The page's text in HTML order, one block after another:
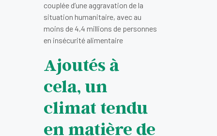
couplée d’une aggravation de la
situation humanitaire, avec au
moins de 4,4 millions de personnes
en insécurité alimentaire
Ajoutés à
cela, un
climat tendu
en matière de